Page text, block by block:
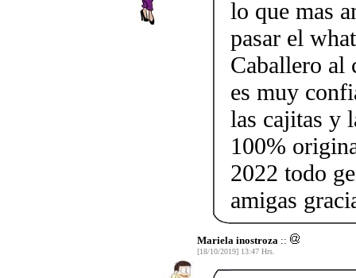
lo que mas
pasar el
Caballero al
es muy
las cajitas y
100%
2022 todo
amigas
Mariela inostroza ::
[18/10/2019] 13:47 Hrs.